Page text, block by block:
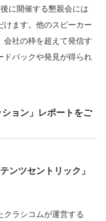
に開催する懇親会には
けます。他のスピーカー
社の枠を超えて発信す
ドバックや発見が得られ
ョン」レポートをご
ンツセントリック」
ラシコムが運営する